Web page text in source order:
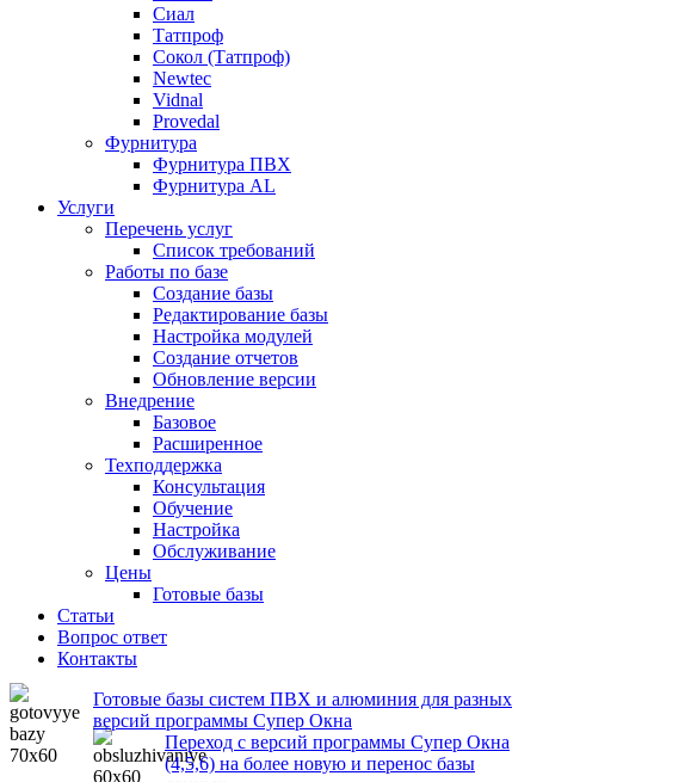
Сиал
Tатпроф
Сокол (Татпроф)
Newtec
Vidnal
Provedal
Фурнитура
Фурнитура ПВХ
Фурнитура AL
Услуги
Перечень услуг
Список требований
Работы по базе
Создание базы
Редактирование базы
Настройка модулей
Создание отчетов
Обновление версии
Внедрение
Базовое
Расширенное
Техподдержка
Консультация
Обучение
Настройка
Обслуживание
Цены
Готовые базы
Статьи
Вопрос ответ
Контакты
Готовые базы систем ПВХ и алюминия для разных
версий программы Супер Окна
Переход с версий программы Супер Окна
(4,5,6) на более новую и перенос базы